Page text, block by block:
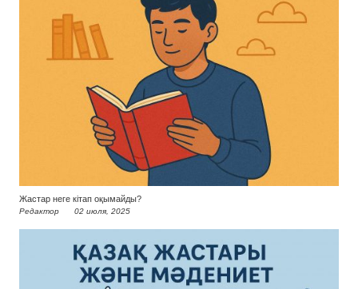
Жастар неге кітап оқымайды?
Редактор 02 июля, 2025